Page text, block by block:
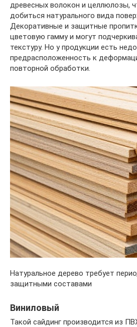
древесных волокон и целлюлозы,
добиться натурального вида
Декоративные и защитные
цветовую гамму и могут
текстуру. Но у продукции есть
предрасположенность к
повторной обработки.
Натуральное дерево требует
защитными составами
Виниловый
Такой сайдинг производится из